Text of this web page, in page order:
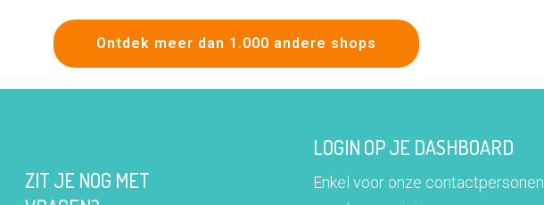
Ontdek meer dan 1.000 andere shops
ZIT JE NOG MET
LOGIN OP JE DASHBOARD
Enkel voor onze contactpersonen